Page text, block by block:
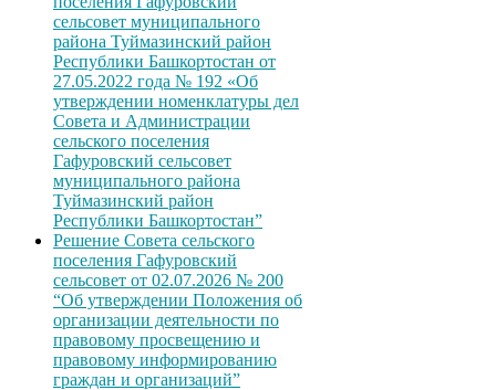
сельсовет муниципального
района Туймазинский район
Республики Башкортостан от
27.05.2022 года № 192 «Об
утверждении номенклатуры дел
Совета и Администрации
сельского поселения
Гафуровский сельсовет
муниципального района
Туймазинский район
Республики Башкортостан”
Решение Совета сельского
поселения Гафуровский
сельсовет от 02.07.2026 № 200
“Об утверждении Положения об
организации деятельности по
правовому просвещению и
правовому информированию
граждан и организаций”